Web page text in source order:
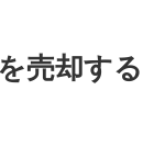
売却す